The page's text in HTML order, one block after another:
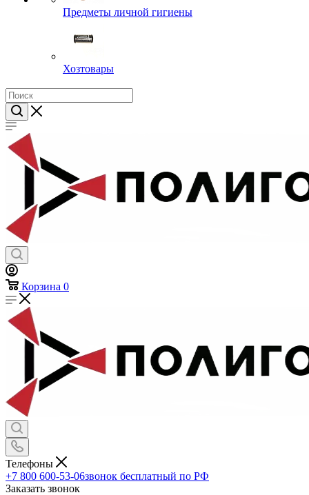
Предметы личной гигиены
Хозтовары
Корзина 0
Телефоны
+7 800 600-53-06звонок бесплатный по РФ
Заказать звонок